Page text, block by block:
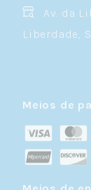
Av. da
Liberdade,
Meios de